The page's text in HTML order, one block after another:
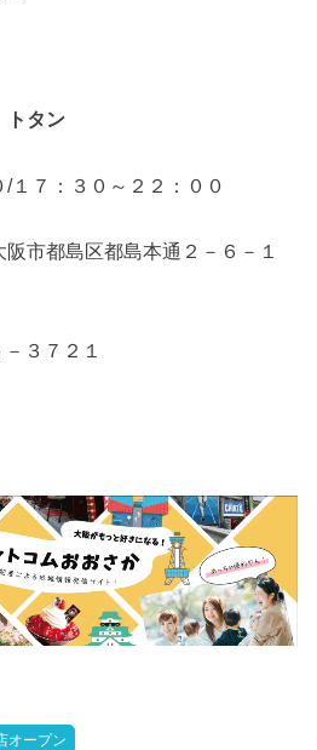
タン
１７：３０～２２：００
市都島区都島本通２－６－１
３７２１
オープン